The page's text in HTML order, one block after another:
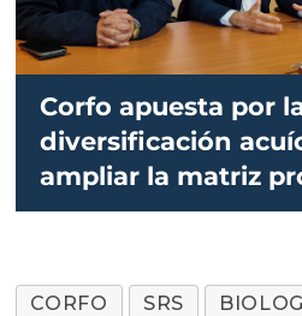
Corfo apuesta por
diversificación
ampliar la matriz
país
CORFO SRS